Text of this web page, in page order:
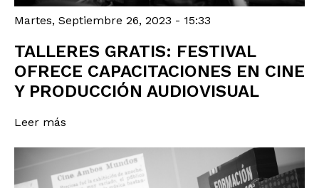
Martes, Septiembre 26, 2023 - 15:33
TALLERES GRATIS: FESTIVAL
OFRECE CAPACITACIONES EN CINE
Y PRODUCCIÓN AUDIOVISUAL
Leer más